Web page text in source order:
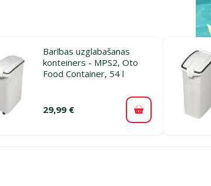
Barības uzglabašanas
konteiners - MPS2, Oto
Food Container, 54 l
29,99 € Pievienot grozam